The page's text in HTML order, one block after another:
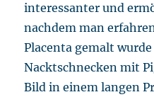
interessanter und
nachdem man
Placenta gemalt wurde
Nacktschnecken mit
Bild in einem langen